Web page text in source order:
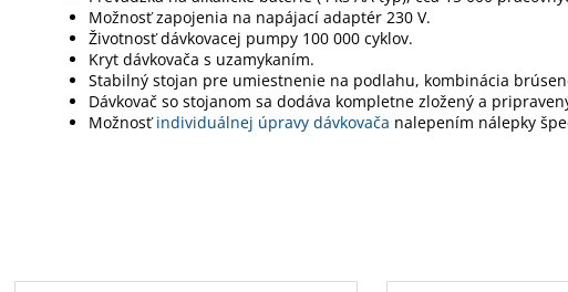
Možnosť zapojenia na napájací adaptér 230 V.
Životnosť dávkovacej pumpy 100 000 cyklov.
Kryt dávkovača s uzamykaním.
Stabilný stojan pre umiestnenie na podlahu, kombinácia
Dávkovač so stojanom sa dodáva kompletne zložený a
Možnosťindividuálnej úpravy dávkovača nalepením nálepky